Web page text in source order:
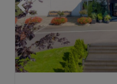
Loading... Loading...